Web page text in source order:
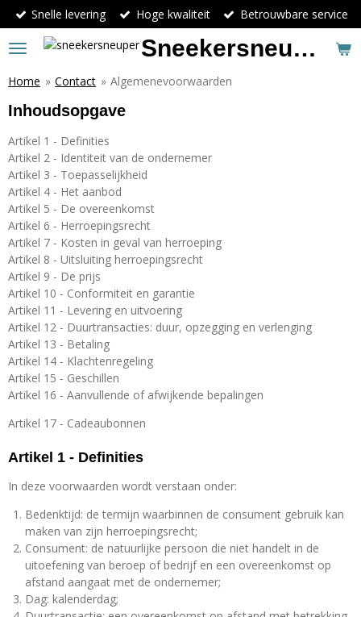
Ga
direct
naar
hoofdinhoud
Sneekersneuper
Snelle levering Hoge kwaliteit Betrouwbare service
Home » Contact » Algemenevoorwaarden
Inhoudsopgave
Artikel 1 - Definities
Artikel 2 - Identiteit van de ondernemer
Artikel 3 - Toepasselijkheid
Artikel 4 - Het aanbod
Artikel 5 - De overeenkomst
Artikel 6 - Herroepingsrecht
Artikel 7 - Kosten in geval van herroeping
Artikel 8 - Uitsluiting herroepingsrecht
Artikel 9 - De prijs
Artikel 10 - Conformiteit en garantie
Artikel 11 - Levering en uitvoering
Artikel 12 - Duurtransacties: duur, opzegging en verlenging
Artikel 13 - Betaling
Artikel 14 - Klachtenregeling
Artikel 15 - Geschillen
Artikel 16 - Aanvullende of afwijkende bepalingen
Artikel 17 - Cadeaubonnen
Artikel 1 - Definities
In deze voorwaarden wordt verstaan onder:
Bedenktijd: de termijn waarbinnen de consument gebruik kan
maken van zijn herroepingsrecht;
Consument: de natuurlijke persoon die niet handelt in de
uitoefening van beroep of bedrijf en een overeenkomst op
afstand aangaat met de ondernemer;
Dag: kalenderdag;